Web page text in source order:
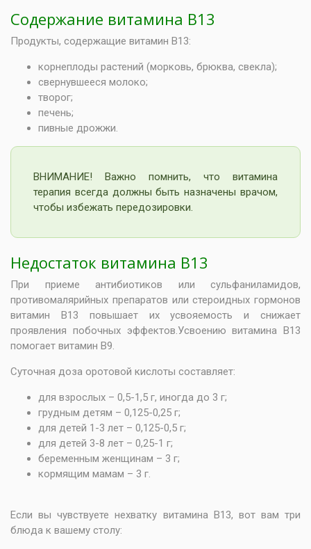
Содержание витамина В13
Продукты, содержащие витамин В13:
корнеплоды растений (морковь, брюква, свекла);
свернувшееся молоко;
творог;
печень;
пивные дрожжи.
ВНИМАНИЕ! Важно помнить, что витамина
терапия всегда должны быть назначены врачом,
чтобы избежать передозировки.
Недостаток витамина В13
При приеме антибиотиков или сульфаниламидов,
противомалярийных препаратов или стероидных гормонов
витамин В13 повышает их усвояемость и снижает
проявления побочных эффектов.Усвоению витамина В13
помогает витамин В9.
Суточная доза оротовой кислоты составляет:
для взрослых – 0,5-1,5 г, иногда до 3 г;
грудным детям – 0,125-0,25 г;
для детей 1-3 лет – 0,125-0,5 г;
для детей 3-8 лет – 0,25-1 г;
беременным женщинам – 3 г;
кормящим мамам – 3 г.
Если вы чувствуете нехватку витамина В13, вот вам три
блюда к вашему столу: